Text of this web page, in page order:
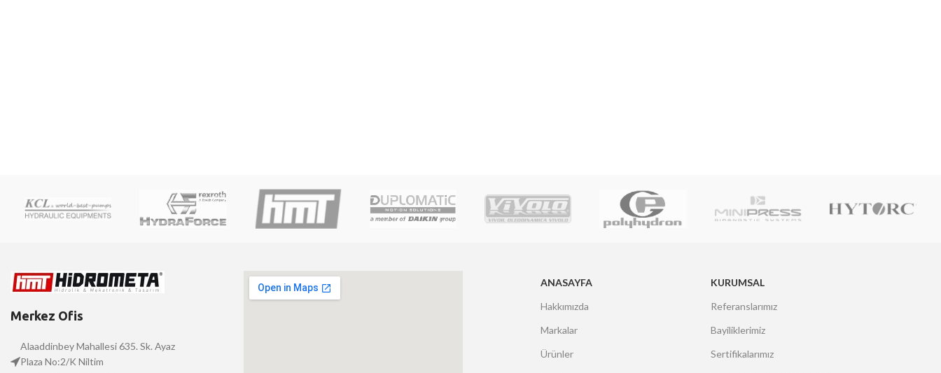
Merkez Ofis
Alaaddinbey Mahallesi 635. Sk. Ayaz
Plaza No:2/K Niltim
ANASAYFA
Hakkımızda
Markalar
Ürünler
KURUMSAL
Referanslarımız
Bayiliklerimiz
Sertifikalarımız